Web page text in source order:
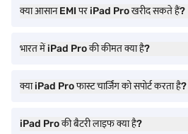
क्या आसान EMI पर iPad Pro खरीद सकते हैं?
भारत में iPad Pro की कीमत क्या है?
क्या iPad Pro फास्ट चार्जिंग को सपोर्ट करता है?
iPad Pro की बैटरी लाइफ क्या है?